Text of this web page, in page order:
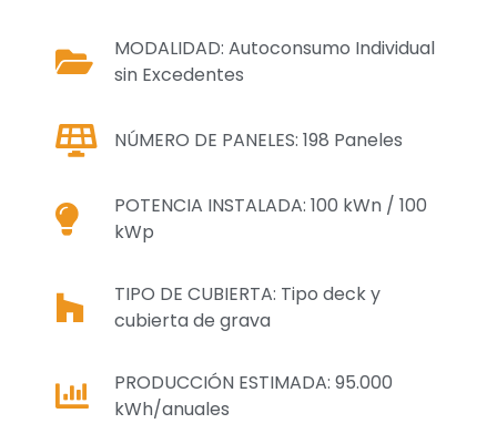
MODALIDAD: Autoconsumo Individual
sin Excedentes
NÚMERO DE PANELES: 198 Paneles
POTENCIA INSTALADA: 100 kWn / 100
kWp
TIPO DE CUBIERTA: Tipo deck y
cubierta de grava
PRODUCCIÓN ESTIMADA: 95.000
kWh/anuales